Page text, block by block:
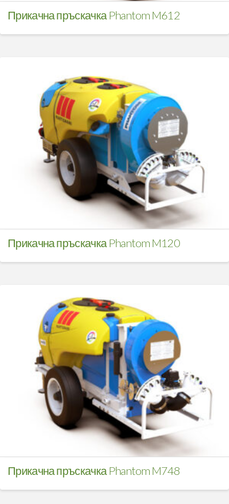
Прикачна пръскачка Phantom M612
Прикачна пръскачка Phantom M120
Прикачна пръскачка Phantom M748